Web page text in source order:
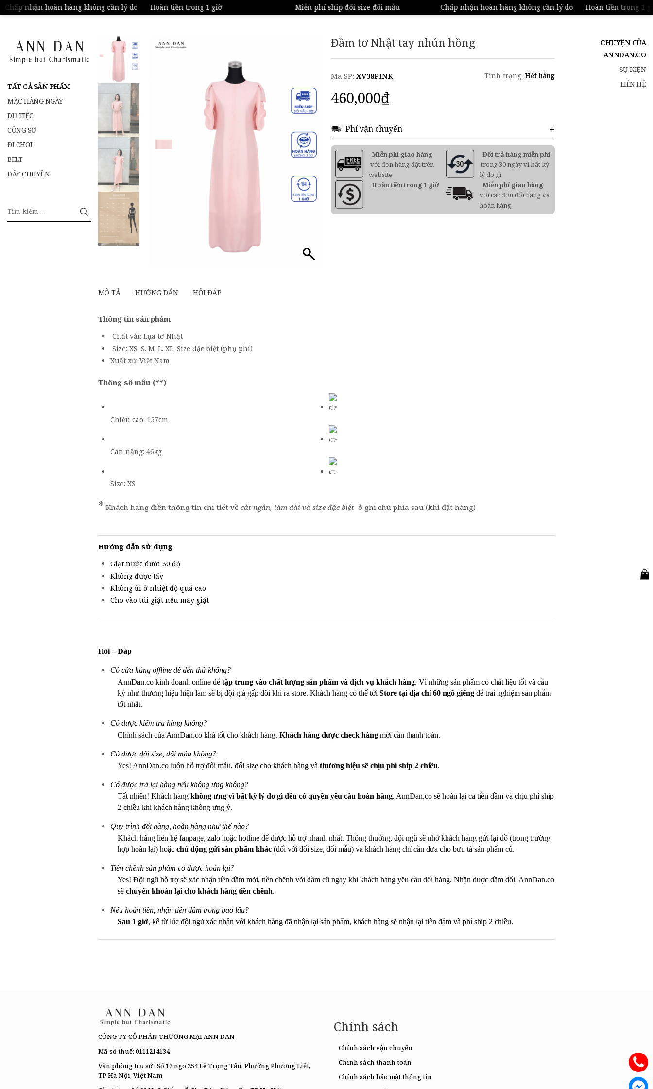
nhận hoàn hàng không cần lý do Hoàn tiền trong 1 giờ Miễn phí ship đổi size đổi mẫu Chấp nhận hoàn hàng không cần lý do Hoàn tiền trong 1 giờ
TẤT CẢ SẢN PHẨM
MẶC HÀNG NGÀY
DỰ TIỆC
CÔNG SỞ
ĐI CHƠI
BELT
DÂY CHUYỀN
Tìm
kiếm
CHUYỆN CỦA
ANNDAN.CO
SỰ KIỆN
LIÊN HỆ
Đầm tơ Nhật tay nhún hồng
Mã SP: XV38PINK Tình trạng: Hết hàng
460,000₫
Phí vận chuyển
Miễn phí giao hàng
với đơn hàng đặt trên
website
Đổi trả hàng miễn phí
trong 30 ngày vì bất kỳ
lý do gì
Hoàn tiền trong 1 giờ
Miễn phí giao hàng
với các đơn đổi hàng và
hoàn hàng
MÔ TẢ HƯỚNG DẪN HỎI ĐÁP
Thông tin sản phẩm
Chất vải: Lụa tơ Nhật
Size: XS. S. M. L. XL. Size đặc biệt (phụ phí)
Xuất xứ: Việt Nam
Thông số mẫu (**)
Chiều cao: 157cm
Cân nặng: 46kg
Size: XS
* Khách hàng điền thông tin chi tiết về cắt ngắn, làm dài và size đặc biệtở ghi chú phía sau (khi đặt hàng)
Hướng dẫn sử dụng
Giặt nước dưới 30 độ
Không được tẩy
Không ủi ở nhiệt độ quá cao
Cho vào túi giặt nếu máy giặt
Hỏi – Đáp
Có cửa hàng offline để đến thử không?
AnnDan.co kinh doanh online để tập trung vào chất lượng sản phẩm và dịch vụ khách hàng. Vì những sản phẩm có chất liệu tốt và cầu
kỳ như thương hiệu hiện làm sẽ bị đội giá gấp đôi khi ra store. Khách hàng có thể tới Store tại địa chỉ 60 ngõ giếngđể trải nghiệm sản phẩm
tốt nhất.
Có được kiểm tra hàng không?
Chính sách của AnnDan.co khá tốt cho khách hàng. Khách hàng được check hàngmới cần thanh toán.
Có được đổi size, đổi mẫu không?
Yes! AnnDan.co luôn hỗ trợ đổi mẫu, đổi size cho khách hàng và thương hiệu sẽ chịu phí ship 2 chiều.
Có được trả lại hàng nếu không ưng không?
Tất nhiên! Khách hàng không ưng vì bất kỳ lý do gì đều có quyền yêu cầu hoàn hàng. AnnDan.co sẽ hoàn lại cả tiền đầm và chịu phí ship
2 chiều khi khách hàng không ưng ý.
Quy trình đổi hàng, hoàn hàng như thế nào?
Khách hàng liên hệ fanpage, zalo hoặc hotline để được hỗ trợ nhanh nhất. Thông thường, đội ngũ sẽ nhờ khách hàng gửi lại đồ (trong trường
hợp hoàn lại) hoặc chủ động gửi sản phẩm khác(đối với đổi size, đổi mẫu) và khách hàng chỉ cần đưa cho bưu tá sản phẩm cũ.
Tiền chênh sản phẩm có được hoàn lại?
Yes! Đội ngũ hỗ trợ sẽ xác nhận tiền đầm mới, tiền chênh với đầm cũ ngay khi khách hàng yêu cầu đổi hàng. Nhận được đầm đổi, AnnDan.co
sẽ chuyển khoản lại cho khách hàng tiền chênh.
Nếu hoàn tiền, nhận tiền đầm trong bao lâu?
Sau 1 giờ, kể từ lúc đội ngũ xác nhận với khách hàng đã nhận lại sản phẩm, khách hàng sẽ nhận lại tiền đầm và phí ship 2 chiều.
CÔNG TY CỔ PHẦN THƯƠNG MẠI ANN DAN
Mã số thuế: 0111214134
Văn phòng trụ sở : Số 12 ngõ 254 Lê Trọng Tấn, Phường Phương Liệt,
TP Hà Nội, Việt Nam
Chính sách
Chính sách vận chuyển
Chính sách thanh toán
Chính sách bảo mật thông tin